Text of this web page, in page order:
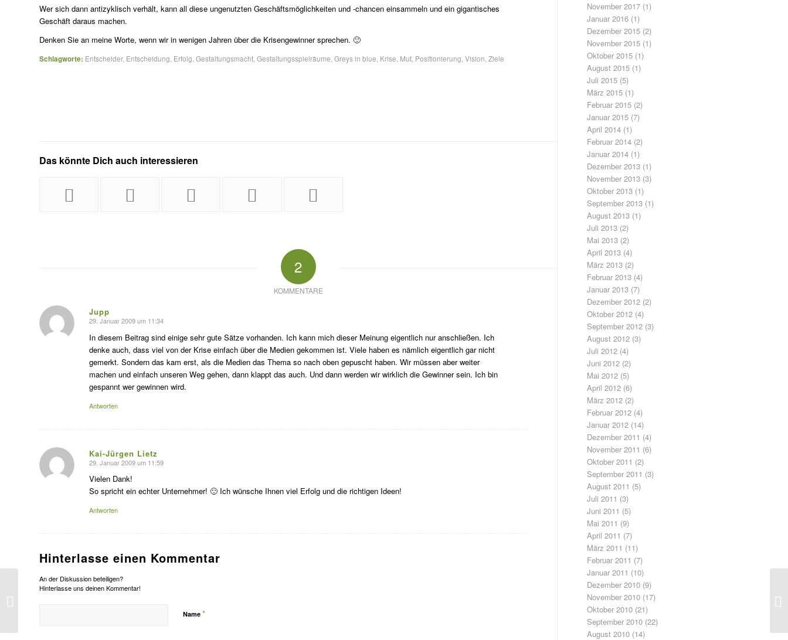
Wer sich dann antizyklisch verhält, kann all diese ungenutzten Geschäftsmöglichkeiten und -chancen einsammeln und ein gigantisches
Geschäft daraus machen.
Denken Sie an meine Worte, wenn wir in wenigen Jahren über die Krisengewinner sprechen. 🙂
Schlagworte: Entscheider, Entscheidung, Erfolg,Gestaltungsmacht,Gestaltungsspielräume,Greys in blue, Krise, Mut, Positionierung,Vision,Ziele
Das könnte Dich auch interessieren
2
KOMMENTARE
Jupp
s
agte:
29. Januar 2009 um 11:34
In diesem Beitrag sind einige sehr gute Sätze vorhanden. Ich kann mich dieser Meinung eigentlich nur anschließen. Ich
denke auch, dass viel von der Krise einfach über die Medien gekommen ist. Viele haben es nämlich eigentlich gar nicht
gemerkt. Sondern das kam erst, als die Medien das Thema so nach oben gepuscht haben. Wir müssen aber weiter
machen und einfach unseren Weg gehen, dann klappt das auch. Und dann werden wir wirklich die Gewinner sein. Ich bin
gespannt wer gewinnen wird.
Antworten
Kai-Jürgen Lietz
s
agte:
29. Januar 2009 um 11:59
Vielen Dank!
So spricht ein echter Unternehmer! 🙂 Ich wünsche Ihnen viel Erfolg und die richtigen Ideen!
Antworten
Hinterlasse einen Kommentar
An der Diskussion beteiligen?
Hinterlasse uns deinen Kommentar!
Name *
November 2017 (1)
Januar 2016 (1)
Dezember 2015 (2)
November 2015 (1)
Oktober 2015 (1)
August 2015 (1)
Juli 2015 (5)
März 2015 (1)
Februar 2015 (2)
Januar 2015 (7)
April 2014 (1)
Februar 2014 (2)
Januar 2014 (1)
Dezember 2013 (1)
November 2013 (3)
Oktober 2013 (1)
September 2013 (1)
August 2013 (1)
Juli 2013 (2)
Mai 2013 (2)
April 2013 (4)
März 2013 (2)
Februar 2013 (4)
Januar 2013 (7)
Dezember 2012 (2)
Oktober 2012 (4)
September 2012 (3)
August 2012 (3)
Juli 2012 (4)
Juni 2012 (2)
Mai 2012 (5)
April 2012 (6)
März 2012 (2)
Februar 2012 (4)
Januar 2012 (14)
Dezember 2011 (4)
November 2011 (6)
Oktober 2011 (2)
September 2011 (3)
August 2011 (5)
Juli 2011 (3)
Juni 2011 (5)
Mai 2011 (9)
April 2011 (7)
März 2011 (11)
Februar 2011 (7)
Januar 2011 (10)
Dezember 2010 (9)
November 2010 (17)
Oktober 2010 (21)
September 2010 (22)
August 2010 (14)
Das war doch keine